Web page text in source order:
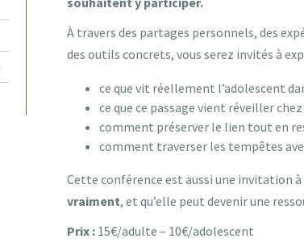
À travers des partages personnels, des
des outils concrets, vous serez invités à
ce que vit réellement l’adolescent
ce que ce passage vient réveiller
comment préserver le lien tout en
comment traverser les tempêtes
Cette conférence est aussi une invitation à
vraiment, et qu’elle peut devenir une
Prix : 15€/adulte – 10€/adolescent